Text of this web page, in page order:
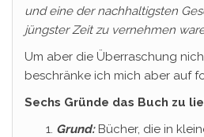
und eine der nachhaltigsten
jüngster Zeit zu vernehmen
Um aber die Überraschung
beschränke ich mich aber auf
Sechs Gründe das Buch zu
Grund: Bücher, die in